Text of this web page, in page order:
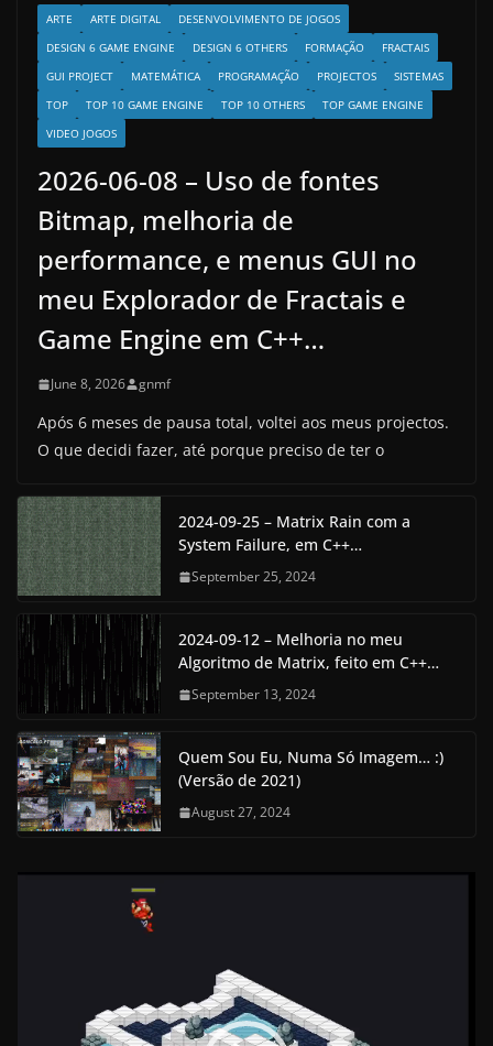
ARTE ARTE DIGITAL
DESENVOLVIMENTO DE JOGOS
DESIGN 6 GAME ENGINE
DESIGN 6 OTHERS FORMAÇÃO
FRACTAIS
GUI PROJECT
MATEMÁTICA PROGRAMAÇÃO PROJECTOS
SISTEMAS
TOP
TOP 10 GAME ENGINE TOP 10 OTHERS
TOP GAME ENGINE
VIDEO JOGOS
2026-06-08 – Uso de fontes
Bitmap, melhoria de
performance, e menus GUI no
meu Explorador de Fractais e
Game Engine em C++…
June 8, 2026 gnmf
Após 6 meses de pausa total, voltei aos meus projectos.
O que decidi fazer, até porque preciso de ter o
2024-09-25 – Matrix Rain com a
System Failure, em C++…
September 25, 2024
2024-09-12 – Melhoria no meu
Algoritmo de Matrix, feito em C++…
September 13, 2024
Quem Sou Eu, Numa Só Imagem… :)
(Versão de 2021)
August 27, 2024